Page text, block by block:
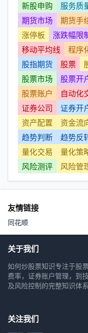
新股申购
服务质
期货市场
期货手
涨停板
涨跌幅限
移动平均线
程序
股指期货
股票
股票市场
股票开
股票账户
自动化
证券公司
证券开
资产配置
资金流
趋势判断
趋势反
量化交易
量化策
风险测评
风险管
友情链接
同花顺
关于我们
如何炒股票知识专注于股
费率，证券账户管理，到
及风险控制的完整知识体
关注我们